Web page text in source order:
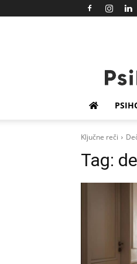
Ključne reči
Tag: